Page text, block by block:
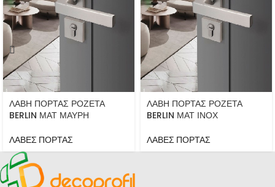
ΛΑΒΗ ΠΟΡΤΑΣ ΡΟΖΕΤΑ
BERLIN ΜΑΤ ΜΑΥΡΗ
ΛΑΒΕΣ ΠΟΡΤΑΣ
ΛΑΒΗ ΠΟΡΤΑΣ ΡΟΖΕΤΑ
BERLIN ΜΑΤ ΙΝΟΧ
ΛΑΒΕΣ ΠΟΡΤΑΣ